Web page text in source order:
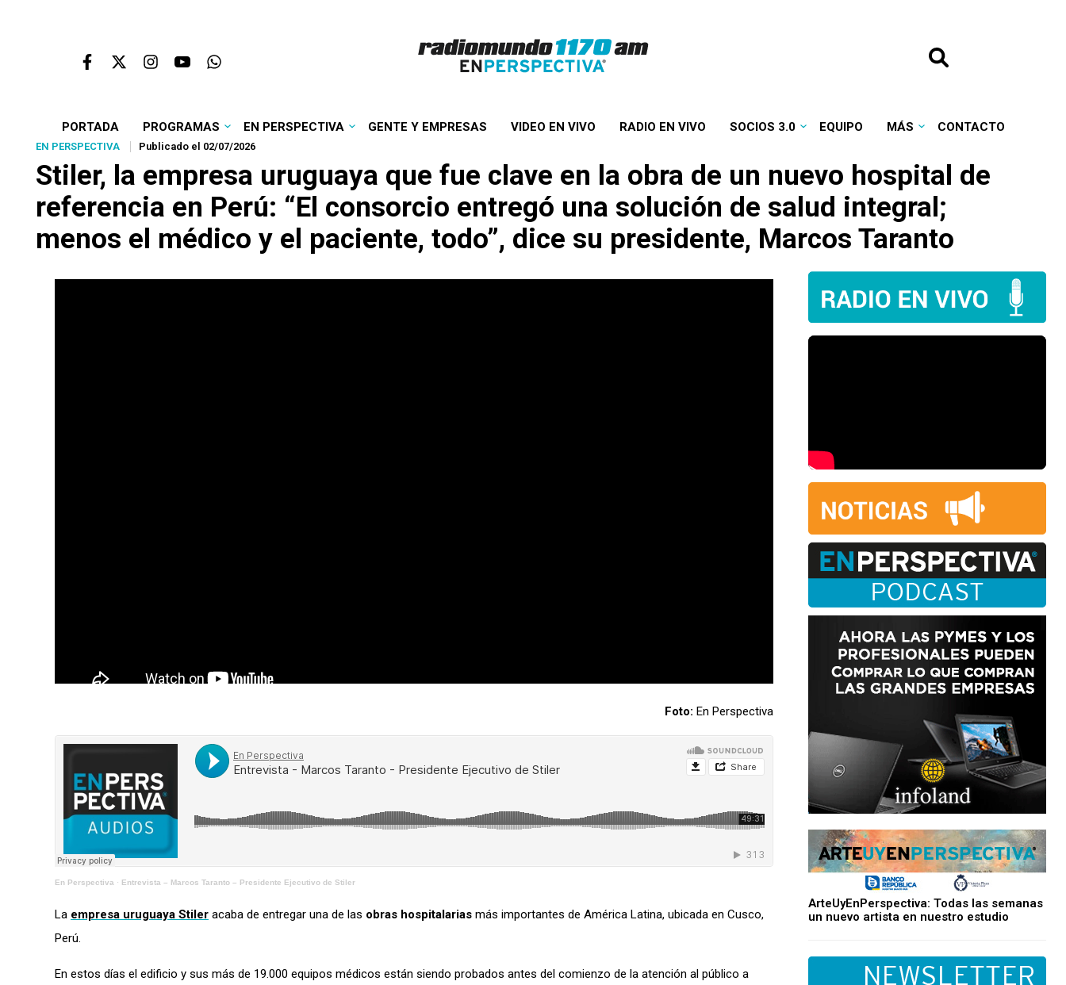
PORTADA PROGRAMAS EN PERSPECTIVA GENTE Y EMPRESAS VIDEO EN VIVO RADIO EN VIVO SOCIOS 3.0 EQUIPO MÁS CONTACTO
EN PERSPECTIVA Publicado el 02/07/2026
Stiler, la empresa uruguaya que fue clave en la obra de un nuevo hospital de
referencia en Perú: “El consorcio entregó una solución de salud integral;
menos el médico y el paciente, todo”, dice su presidente, Marcos Taranto
Foto: En Perspectiva
En Perspectiva · Entrevista – Marcos Taranto – Presidente Ejecutivo de Stiler
La empresa uruguaya Stiler acaba de entregar una de las obras hospitalarias más importantes de América Latina, ubicada en Cusco,
Perú.
En estos días el edificio y sus más de 19.000 equipos médicos están siendo probados antes del comienzo de la atención al público a
ArteUyEnPerspectiva: Todas las semanas
un nuevo artista en nuestro estudio